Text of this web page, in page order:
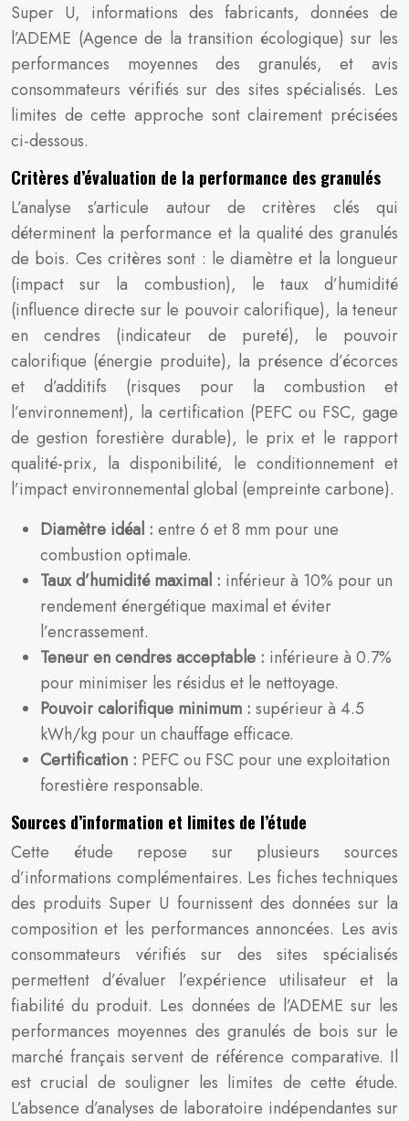
Super U, informations des fabricants, données de
l’ADEME (Agence de la transition écologique) sur les
performances moyennes des granulés, et avis
consommateurs vérifiés sur des sites spécialisés. Les
limites de cette approche sont clairement précisées
ci-dessous.
Critères d’évaluation de la performance des granulés
L’analyse s’articule autour de critères clés qui
déterminent la performance et la qualité des granulés
de bois. Ces critères sont : le diamètre et la longueur
(impact sur la combustion), le taux d’humidité
(influence directe sur le pouvoir calorifique), la teneur
en cendres (indicateur de pureté), le pouvoir
calorifique (énergie produite), la présence d’écorces
et d’additifs (risques pour la combustion et
l’environnement), la certification (PEFC ou FSC, gage
de gestion forestière durable), le prix et le rapport
qualité-prix, la disponibilité, le conditionnement et
l’impact environnemental global (empreinte carbone).
Diamètre idéal : entre 6 et 8 mm pour une
combustion optimale.
Taux d’humidité maximal : inférieur à 10% pour un
rendement énergétique maximal et éviter
l’encrassement.
Teneur en cendres acceptable : inférieure à 0.7%
pour minimiser les résidus et le nettoyage.
Pouvoir calorifique minimum : supérieur à 4.5
kWh/kg pour un chauffage efficace.
Certification : PEFC ou FSC pour une exploitation
forestière responsable.
Sources d’information et limites de l’étude
Cette étude repose sur plusieurs sources
d’informations complémentaires. Les fiches techniques
des produits Super U fournissent des données sur la
composition et les performances annoncées. Les avis
consommateurs vérifiés sur des sites spécialisés
permettent d’évaluer l’expérience utilisateur et la
fiabilité du produit. Les données de l’ADEME sur les
performances moyennes des granulés de bois sur le
marché français servent de référence comparative. Il
est crucial de souligner les limites de cette étude.
L’absence d’analyses de laboratoire indépendantes sur